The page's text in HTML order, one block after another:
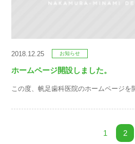
2018.12.25 お知らせ
ホームページ開設しました。
この度、帆足歯科医院のホームページを
1 2